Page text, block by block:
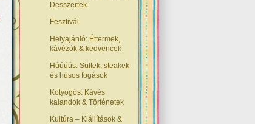
Desszertek
Fesztivál
Helyajánló: Éttermek,
kávézók & kedvencek
Húúúús: Sültek, steakek
és húsos fogások
Kotyogós: Kávés
kalandok & Történetek
Kultúra – Kiállítások &